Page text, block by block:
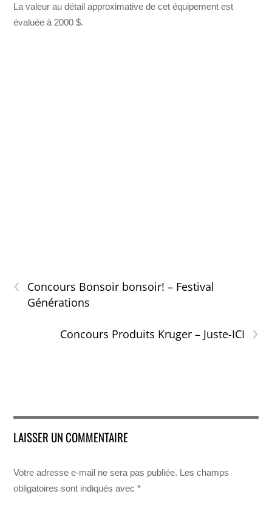
La valeur au détail approximative de cet équipement est
évaluée à 2000 $.
‹
Concours Bonsoir bonsoir! – Festival
Générations
›
Concours Produits Kruger – Juste-ICI
LAISSER UN COMMENTAIRE
Votre adresse e-mail ne sera pas publiée. Les champs
obligatoires sont indiqués avec*